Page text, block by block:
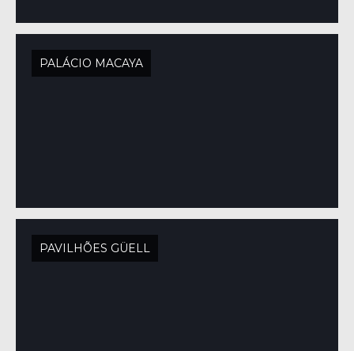
PALÁCIO MACAYA
PAVILHÕES GÜELL